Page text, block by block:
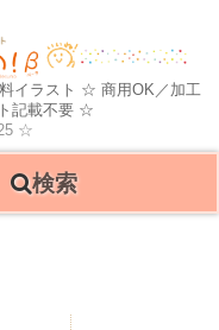
イラスト ☆ 商用OK／加工
記載不要 ☆
☆
検索